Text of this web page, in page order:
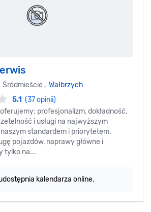
, Wałbrzych
5.1 (37 opinii)
profesjonalizm, dokładność,
i usługi na najwyższym
standardem i priorytetem.
pojazdów, naprawy główne i
tylko na...
kalendarza online.